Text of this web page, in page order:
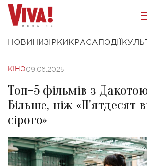
НОВИНИ ЗІРКИ КРАСА ПОДІЇ
КІНО09.06.2025
Топ-5 фільмів з
Більше, ніж «П'ятдесят
сірого»